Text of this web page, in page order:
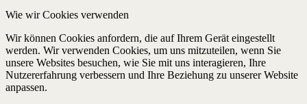
Wie wir Cookies verwenden
Wir können Cookies anfordern, die auf Ihrem Gerät eingestellt
werden. Wir verwenden Cookies, um uns mitzuteilen, wenn Sie
unsere Websites besuchen, wie Sie mit uns interagieren, Ihre
Nutzererfahrung verbessern und Ihre Beziehung zu unserer Website
anpassen.